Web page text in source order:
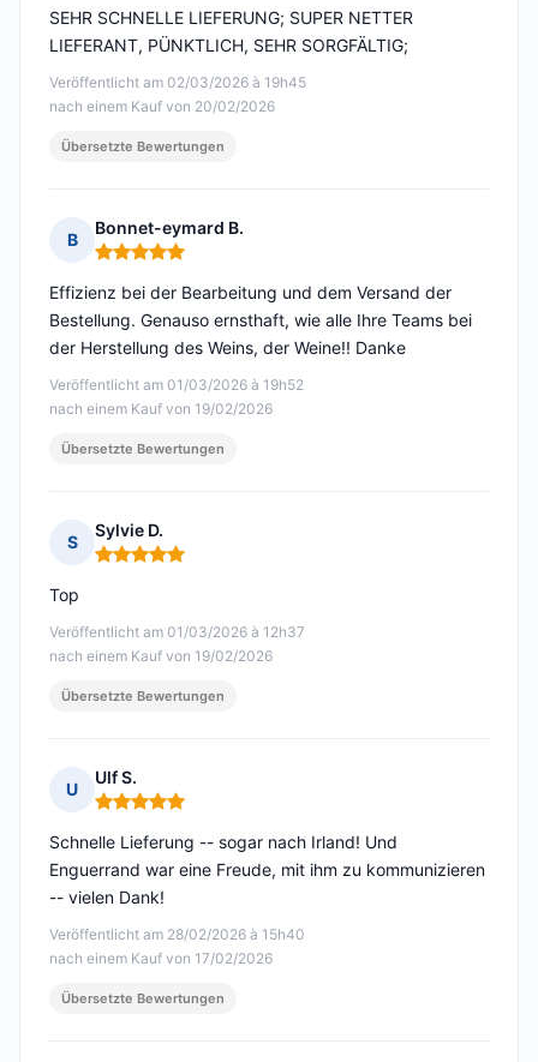
Veröffentlicht am 02/03/2026 à 19h45
nach einem Kauf von 20/02/2026
SEHR SCHNELLE LIEFERUNG; SUPER NETTER
LIEFERANT, PÜNKTLICH, SEHR SORGFÄLTIG;
Übersetzte Bewertungen
B
Bonnet-eymard B.
Hinweis: 5 von 5
Veröffentlicht am 01/03/2026 à 19h52
nach einem Kauf von 19/02/2026
Effizienz bei der Bearbeitung und dem Versand der
Bestellung. Genauso ernsthaft, wie alle Ihre Teams bei
der Herstellung des Weins, der Weine!! Danke
Übersetzte Bewertungen
S
Sylvie D.
Hinweis: 5 von 5
Veröffentlicht am 01/03/2026 à 12h37
nach einem Kauf von 19/02/2026
Top
Übersetzte Bewertungen
U
Ulf S.
Hinweis: 5 von 5
Veröffentlicht am 28/02/2026 à 15h40
nach einem Kauf von 17/02/2026
Schnelle Lieferung -- sogar nach Irland! Und
Enguerrand war eine Freude, mit ihm zu kommunizieren
-- vielen Dank!
Übersetzte Bewertungen